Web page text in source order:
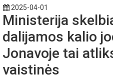
2025-04-01
Ministerija
dalijamos kalio
Jonavoje tai
vaistinės